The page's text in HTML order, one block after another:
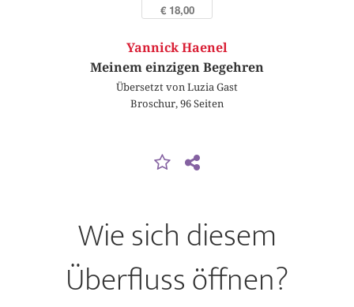
€ 18,00
Yannick Haenel
Meinem einzigen Begehren
Übersetzt von Luzia Gast
Broschur, 96 Seiten
Wie sich diesem
Überfluss öffnen?